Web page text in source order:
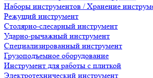
Наборы инструментов / Хранение
Режущий инструмент
Столярно-слесарный инструмент
Ударно-рычажный инструмент
Специализированный инструмент
Грузоподъемное оборудование
Инструмент для работы с плиткой
Электротехнический инструмент